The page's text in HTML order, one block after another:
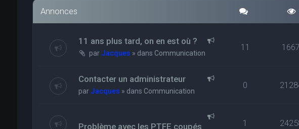
Annonces
11 ans plus tard, on en est où ?
par Jacques » dans Communication
11
Contacter un administrateur
par Jacques » dans Communication
0
Problème avec les PTFE coupés
1